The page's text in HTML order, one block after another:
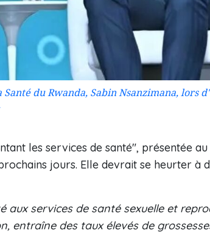
du Rwanda, Sabin Nsanzimana, lors
les services de santé", présentée
jours. Elle devrait se heurter à
aux services de santé sexuelle et
entraîne des taux élevés de